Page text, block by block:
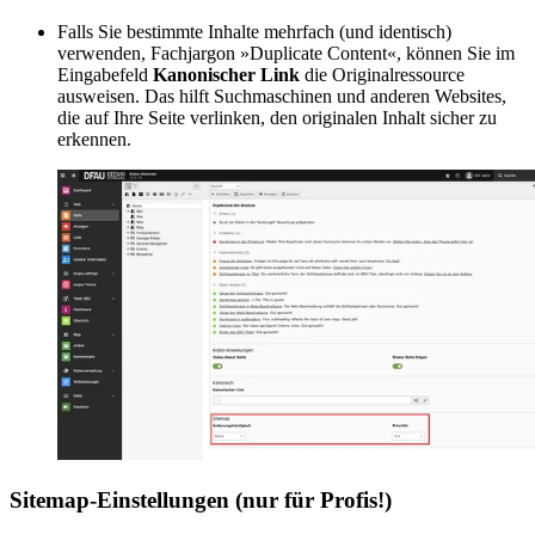
Falls Sie bestimmte Inhalte mehrfach (und identisch)
verwenden, Fachjargon »Duplicate Content«, können Sie im
Eingabefeld Kanonischer Link die Originalressource
ausweisen. Das hilft Suchmaschinen und anderen Websites,
die auf Ihre Seite verlinken, den originalen Inhalt sicher zu
erkennen.
Sitemap-Einstellungen (nur für Profis!)